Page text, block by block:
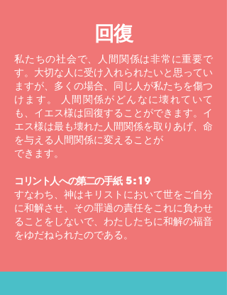
回復
私たちの社会で、人間関係は非常に重要で
す。大切な人に受け入れられたいと思ってい
ますが、多くの場合、同じ人が私たちを傷つ
けます。 人間関係がどんなに壊れていて
も、イエス様は回復することができます。イ
エス様は最も壊れた人間関係を取りあげ、命
を与える人間関係に変えることが
できます。
コリント人への第二の手紙 5:19
すなわち、神はキリストにおいて世をご自分
に和解させ、その罪過の責任をこれに負わせ
ることをしないで、わたしたちに和解の福音
をゆだねられたのである。